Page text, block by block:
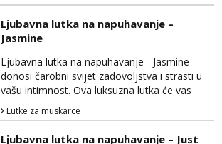
realistična lutka nudi autentično iskustvo i
mnoge značajke koje će oduševiti korisnike.
Izrađena je od visokokvalitetnih materijala
koji su sigurni za tijelo i ugodni na dodir,
pružajući udobnost tijekom upotrebe.
Ljubavna lutka n...
Ljubavna lutka na napuhavanje –
Jasmine
Ljubavna lutka na napuhavanje - Jasmine
donosi čarobni svijet zadovoljstva i strasti u
vašu intimnost. Ova luksuzna lutka će vas
oduševiti svojom izvanrednom kvalitetom i
pažljivo osmišljenim dizajnom, pružajući vam
nezaboravna iskustva. Izrađena je od
Lutke za muskarce
Ljubavna lutka na napuhavanje – Just